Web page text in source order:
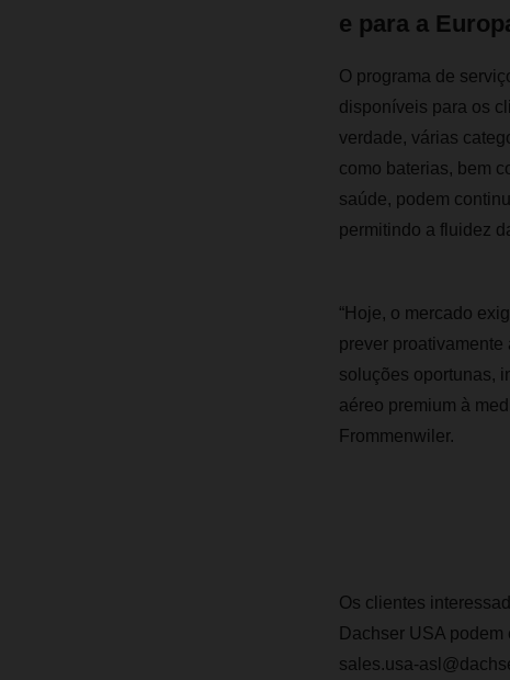
e para a
O programa de
disponíveis para os
verdade, várias
como baterias, bem
saúde, podem
permitindo a fluidez
“Hoje, o mercado
prever
soluções oportunas,
aéreo premium à
Frommenwiler.
Os clientes
Dachser USA
sales.usa-